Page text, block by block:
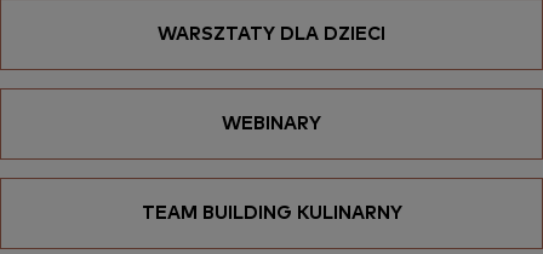
WARSZTATY DLA DZIECI
WEBINARY
TEAM BUILDING KULINARNY